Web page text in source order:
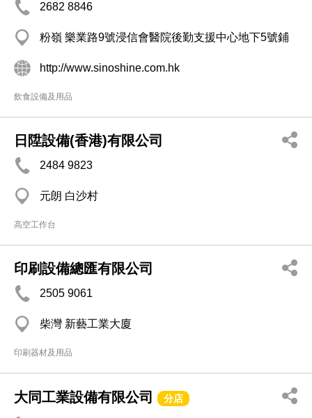
2682 8846
粉嶺 樂業路9號浸信會醫院後勤支援中心地下5號鋪
http://www.sinoshine.com.hk
飲食設備及用品
日陞設備(香港)有限公司
2484 9823
元朗 白沙村
高空工作台
印刷設備總匯有限公司
2505 9061
柴灣 新藝工業大廈
印刷器材及用品
大同工業設備有限公司 分店